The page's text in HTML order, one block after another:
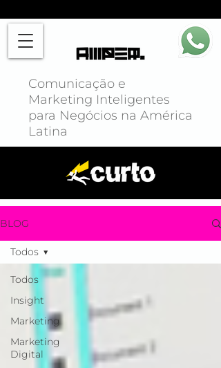
Comunicação e
Marketing Inteligentes
para Negócios na América
Latina
BLOG
Todos
Insight
Marketing
Marketing
Digital
Todos